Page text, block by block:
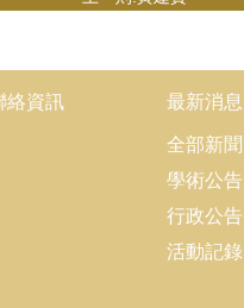
絡資訊 最新消息
全部新聞
學術公告
行政公告
活動記錄